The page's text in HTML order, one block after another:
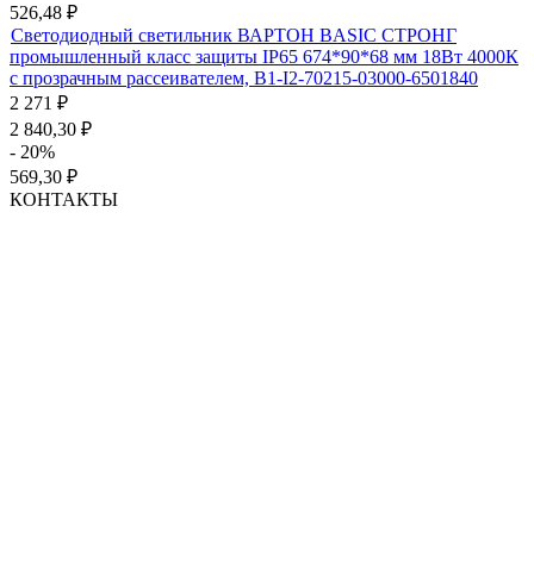
526,48 ₽
Светодиодный светильник ВАРТОН BASIC СТРОНГ
промышленный класс защиты IP65 674*90*68 мм 18Вт 4000К
с прозрачным рассеивателем, B1-I2-70215-03000-6501840
2 271 ₽
2 840,30 ₽
- 20%
569,30 ₽
КОНТАКТЫ